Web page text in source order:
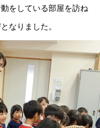
をしている部屋を訪ね
なりました。